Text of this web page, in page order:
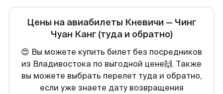
Цены на авиабилеты Кневичи — Чинг
Чуан Канг (туда и обратно)
😍 Вы можете купить билет без посредников
из Владивостока по выгодной цене🙌. Также
вы можете выбрать перелет туда и обратно,
если уже знаете дату возвращения